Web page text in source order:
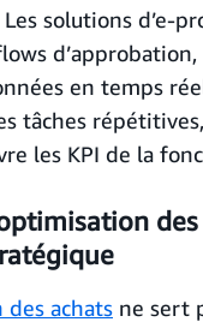
Les solutions d’e-
en temps
tâches
les KPI de la
des achats ne sert